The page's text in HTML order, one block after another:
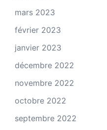
mars 2023
février 2023
janvier 2023
décembre 2022
novembre 2022
octobre 2022
septembre 2022